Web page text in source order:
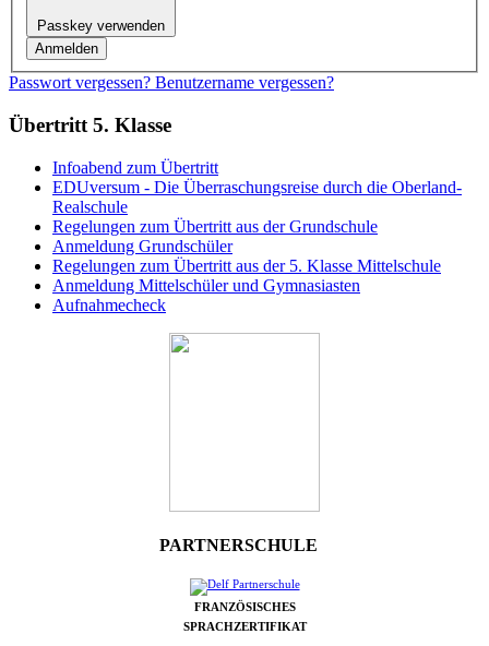
Passkey verwenden
Anmelden
Passwort vergessen? Benutzername vergessen?
Übertritt 5. Klasse
Infoabend zum Übertritt
EDUversum - Die Überraschungsreise durch die Oberland-
Realschule
Regelungen zum Übertritt aus der Grundschule
Anmeldung Grundschüler
Regelungen zum Übertritt aus der 5. Klasse Mittelschule
Anmeldung Mittelschüler und Gymnasiasten
Aufnahmecheck
PARTNERSCHULE
FRANZÖSISCHES
SPRACHZERTIFIKAT